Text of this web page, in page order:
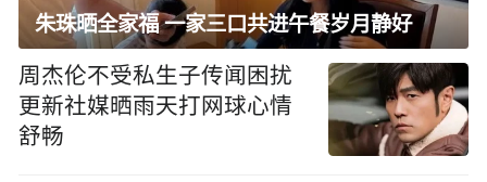
朱珠晒全家福 一家三口共进午餐岁月静好
周杰伦不受私生子传闻困扰
更新社媒晒雨天打网球心情
舒畅